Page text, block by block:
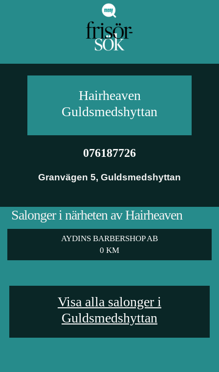
Hairheaven
Guldsmedshyttan
076187726
Granvägen 5, Guldsmedshyttan
Salonger i närheten av Hairheaven
AYDINS BARBERSHOP AB
0 KM
Visa alla salonger i
Guldsmedshyttan